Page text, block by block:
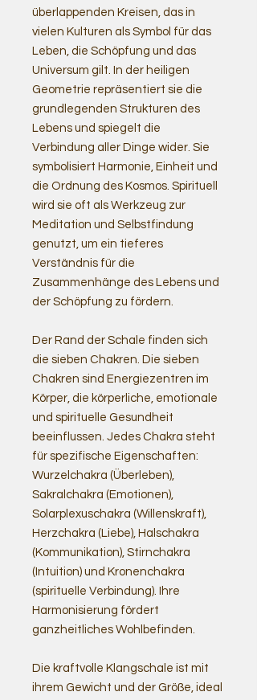
überlappenden Kreisen, das in
vielen Kulturen als Symbol für das
Leben, die Schöpfung und das
Universum gilt. In der heiligen
Geometrie repräsentiert sie die
grundlegenden Strukturen des
Lebens und spiegelt die
Verbindung aller Dinge wider. Sie
symbolisiert Harmonie, Einheit und
die Ordnung des Kosmos. Spirituell
wird sie oft als Werkzeug zur
Meditation und Selbstfindung
genutzt, um ein tieferes
Verständnis für die
Zusammenhänge des Lebens und
der Schöpfung zu fördern.
Der Rand der Schale finden sich
die sieben Chakren. Die sieben
Chakren sind Energiezentren im
Körper, die körperliche, emotionale
und spirituelle Gesundheit
beeinflussen. Jedes Chakra steht
für spezifische Eigenschaften:
Wurzelchakra (Überleben),
Sakralchakra (Emotionen),
Solarplexuschakra (Willenskraft),
Herzchakra (Liebe), Halschakra
(Kommunikation), Stirnchakra
(Intuition) und Kronenchakra
(spirituelle Verbindung). Ihre
Harmonisierung fördert
ganzheitliches Wohlbefinden.
Die kraftvolle Klangschale ist mit
ihrem Gewicht und der Größe, ideal